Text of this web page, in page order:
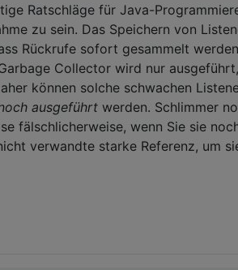
Ratschläge für Java-
zu sein. Das Speichern von
Rückrufe sofort gesammelt
Collector wird nur
können solche schwachen
ausgeführt werden. Schlimmer
fälschlicherweise, wenn Sie sie
verwandte starke Referenz, um